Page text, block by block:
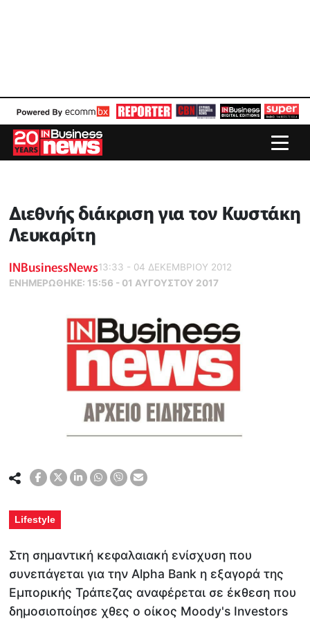
Διεθνής διάκριση για τον Κωστάκη
Λευκαρίτη
INBusinessNews13:33 - 04 ΔΕΚΕΜΒΡΙΟΥ 2012
ΕΝΗΜΕΡΏΘΗΚΕ: 15:56 - 01 ΑΥΓΟΥΣΤΟΥ 2017
Lifestyle
Στη σημαντική κεφαλαιακή ενίσχυση που
συνεπάγεται για την Alpha Bank η εξαγορά της
Εμπορικής Τράπεζας αναφέρεται σε έκθεση που
δημοσιοποίησε χθες ο οίκος Moody's Investors